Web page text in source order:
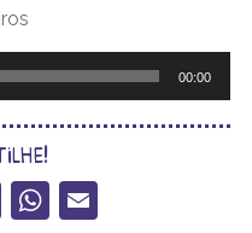
00:00
Pinterest
WhatsApp